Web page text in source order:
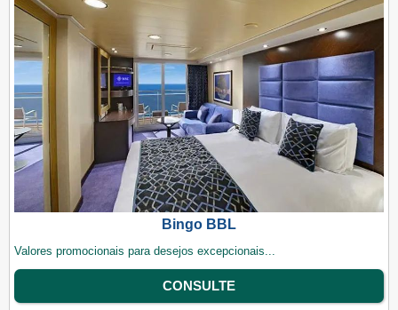
Bingo BBL
Valores promocionais para desejos excepcionais...
CONSULTE